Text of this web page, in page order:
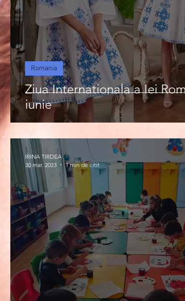
Ziua Internationala a Iei
iunie
Romania
IRINA TIRDEA
30 mar. 2023
1 min de citit